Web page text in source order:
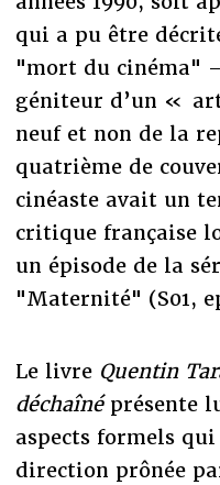
qui a pu être
"mort du cinéma"
géniteur d’un «
neuf et non de la
quatrième de
cinéaste avait un
critique française
un épisode de la
"Maternité" (S01,
Le livre Quentin
déchaînéprésente
aspects formels
direction prônée